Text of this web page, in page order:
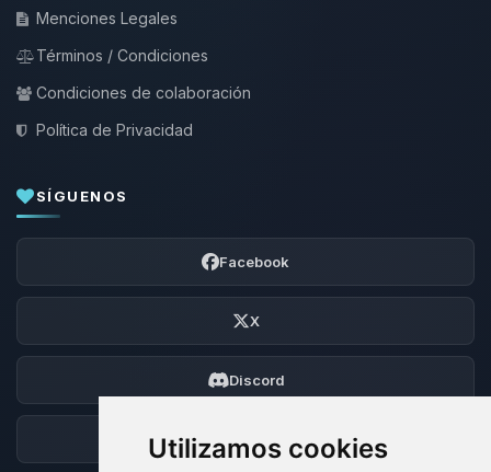
Utilizamos cookies
Menciones Legales
Términos / Condiciones
Condiciones de colaboración
Política de Privacidad
SÍGUENOS
Facebook
X
Discord
Foro